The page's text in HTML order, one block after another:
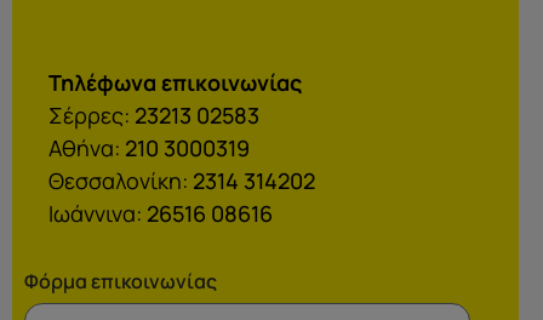
Τηλέφωνα επικοινωνίας
Σέρρες: 23213 02583
Αθήνα: 210 3000319
Θεσσαλονίκη: 2314 314202
Ιωάννινα: 26516 08616
Φόρμα επικοινωνίας